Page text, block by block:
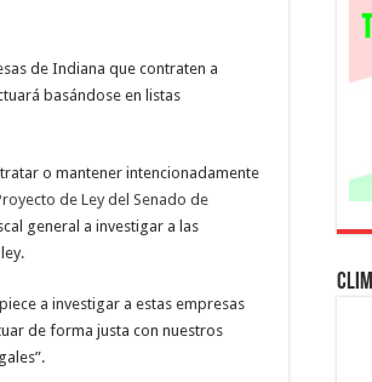
de Indiana que contraten a
basándose en listas
o mantener intencionadamente
de Ley del Senado de
general a investigar a las
a investigar a estas empresas
de forma justa con nuestros